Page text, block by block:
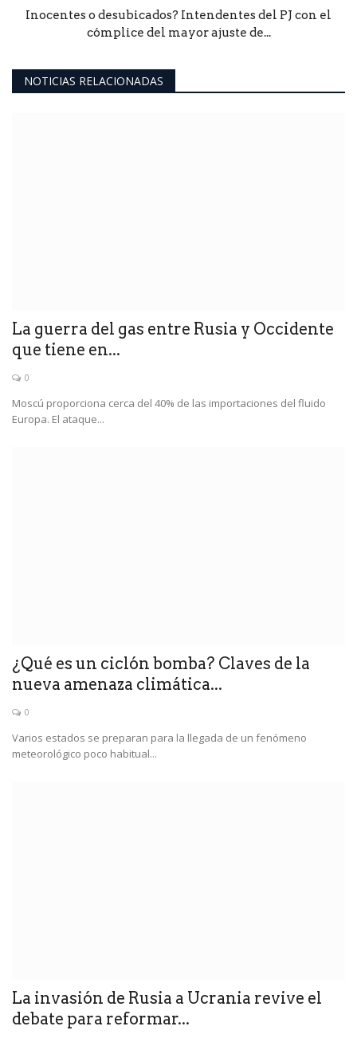
Inocentes o desubicados? Intendentes del PJ con el
cómplice del mayor ajuste de...
NOTICIAS RELACIONADAS
La guerra del gas entre Rusia y Occidente
que tiene en...
0
Moscú proporciona cerca del 40% de las importaciones del fluido
Europa. El ataque...
¿Qué es un ciclón bomba? Claves de la
nueva amenaza climática...
0
Varios estados se preparan para la llegada de un fenómeno
meteorológico poco habitual...
La invasión de Rusia a Ucrania revive el
debate para reformar...